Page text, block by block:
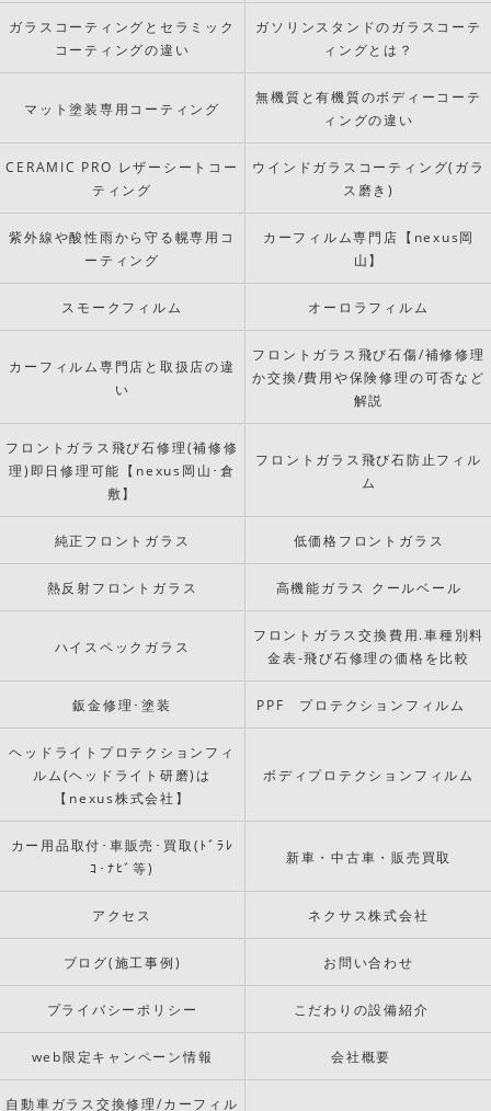
ガラスコーティングとセラミック
コーティングの違い
ガソリンスタンドのガラスコーテ
ィングとは？
マット塗装専用コーティング
無機質と有機質のボディーコーテ
ィングの違い
CERAMIC PRO レザーシートコー
ティング
ウインドガラスコーティング(ガラ
ス磨き)
紫外線や酸性雨から守る幌専用コ
ーティング
カーフィルム専門店【nexus岡
山】
スモークフィルム オーロラフィルム
カーフィルム専門店と取扱店の違
い
フロントガラス飛び石傷/補修修理
か交換/費用や保険修理の可否など
解説
フロントガラス飛び石修理(補修修
理)即日修理可能【nexus岡山･倉
敷】
フロントガラス飛び石防止フィル
ム
純正フロントガラス 低価格フロントガラス
熱反射フロントガラス 高機能ガラス クールベール
ハイスペックガラス
フロントガラス交換費用.車種別料
金表-飛び石修理の価格を比較
鈑金修理･塗装 PPF プロテクションフィルム
ヘッドライトプロテクションフィ
ルム(ヘッドライト研磨)は
【nexus株式会社】
ボディプロテクションフィルム
カー用品取付･車販売･買取(ﾄﾞﾗﾚ
ｺ･ﾅﾋﾞ等)
新車・中古車・販売買取
アクセス ネクサス株式会社
ブログ(施工事例) お問い合わせ
プライバシーポリシー こだわりの設備紹介
web限定キャンペーン情報 会社概要
自動車ガラス交換修理/カーフィル